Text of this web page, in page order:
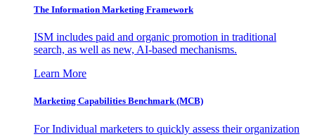
The Information Marketing Framework
ISM includes paid and organic promotion in traditional
search, as well as new, AI-based mechanisms.
Learn More
Marketing Capabilities Benchmark (MCB)
For Individual marketers to quickly assess their organization